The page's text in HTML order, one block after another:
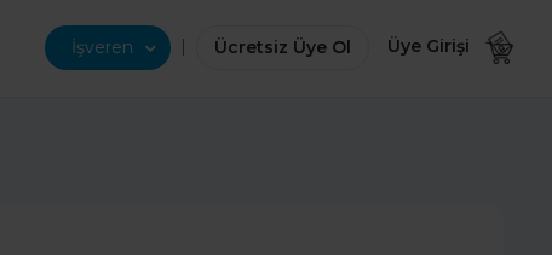
İşveren | Ücretsiz Üye Ol Üye Girişi